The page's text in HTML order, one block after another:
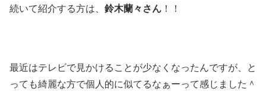
続いて紹介する方は、 鈴木蘭々さん ！！
最近はテレビで見かけることが少なくなったんですが、と
っても綺麗な方で個人的に似てるなぁーって感じました＾